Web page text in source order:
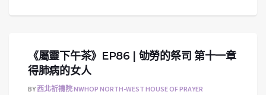
《屬靈下午茶》EP86 | 劬勞的祭司 第十一章
得肺病的女人
BY西北祈禱院 NWHOP NORTH-WEST HOUSE OF PRAYER